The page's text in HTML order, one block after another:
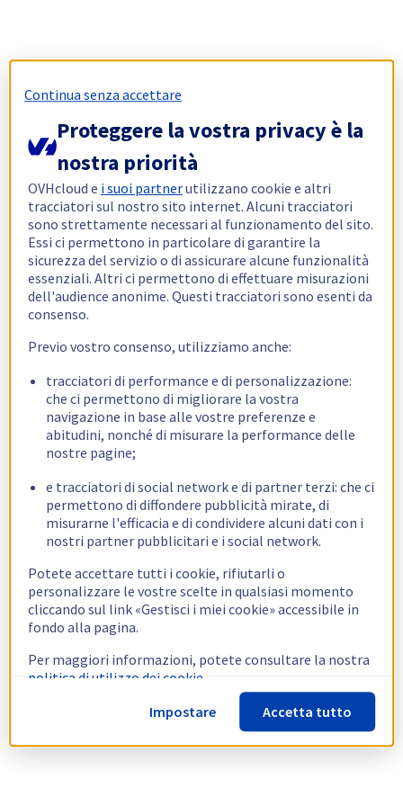
Continua senza accettare
Proteggere la vostra privacy è la
nostra priorità
OVHcloud e i suoi partnerutilizzano cookie e altri
tracciatori sul nostro sito internet. Alcuni tracciatori
sono strettamente necessari al funzionamento del sito.
Essi ci permettono in particolare di garantire la
sicurezza del servizio o di assicurare alcune funzionalità
essenziali. Altri ci permettono di effettuare misurazioni
dell'audience anonime. Questi tracciatori sono esenti da
consenso.
Previo vostro consenso, utilizziamo anche:
tracciatori di performance e di personalizzazione:
che ci permettono di migliorare la vostra
navigazione in base alle vostre preferenze e
abitudini, nonché di misurare la performance delle
nostre pagine;
e tracciatori di social network e di partner terzi: che ci
permettono di diffondere pubblicità mirate, di
misurarne l'efficacia e di condividere alcuni dati con i
nostri partner pubblicitari e i social network.
Potete accettare tutti i cookie, rifiutarli o
personalizzare le vostre scelte in qualsiasi momento
cliccando sul link «Gestisci i miei cookie» accessibile in
fondo alla pagina.
Per maggiori informazioni, potete consultare la nostra
politica di utilizzo dei cookie.
Impostare
Accetta tutto